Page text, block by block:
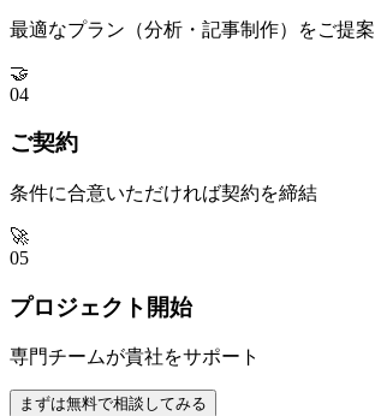
最適なプラン（分析・記事制作）をご提案
🤝
04
ご契約
条件に合意いただければ契約を締結
🚀
05
プロジェクト開始
専門チームが貴社をサポート
まずは無料で相談してみる